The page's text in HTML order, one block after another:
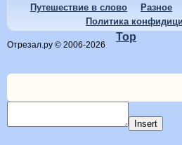
Путешествие в слово
Разное
Политика
Отрезал.ру © 2006-2026
Top
Insert